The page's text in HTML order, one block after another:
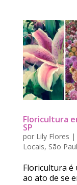
Floricultura
SP
por Lily Flores |
Locais, São
Floricultura é
ao ato de se